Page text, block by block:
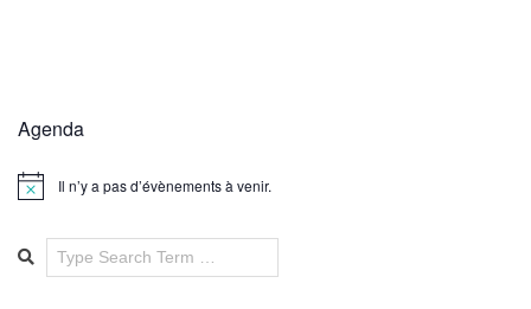
Agenda
Notice Il n’y a pas d’évènements à venir.
Search